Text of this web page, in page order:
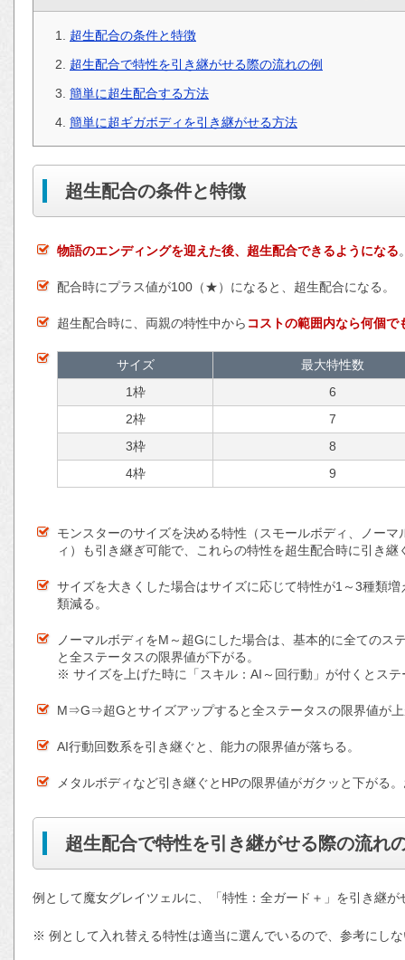
超生配合の条件と特徴
超生配合で特性を引き継がせる際の流れの例
簡単に超生配合する方法
簡単に超ギガボディを引き継がせる方法
超生配合の条件と特徴
物語のエンディングを迎えた後、超生配合できるようになる
配合時にプラス値が100（★）になると、超生配合になる。
超生配合時に、両親の特性中から コストの範囲内なら何個
サイズ
最大特性数
1枠
6
2枠
7
3枠
8
4枠
9
モンスターのサイズを決める特性（スモールボディ、ノー
ィ）も引き継ぎ可能で、これらの特性を超生配合時に引き
サイズを大きくした場合はサイズに応じて特性が1～3種類
類減る。
ノーマルボディをM～超Gにした場合は、基本的に全てのス
と全ステータスの限界値が下がる。
※ サイズを上げた時に「スキル：AI～回行動」が付くとス
M⇒G⇒超Gとサイズアップすると全ステータスの限界値が
AI行動回数系を引き継ぐと、能力の限界値が落ちる。
メタルボディなど引き継ぐとHPの限界値がガクッと下がる
超生配合で特性を引き継がせる際の流れ
例として魔女グレイツェルに、「特性：全ガード＋」を引き継
※ 例として入れ替える特性は適当に選んでいるので、参考にし